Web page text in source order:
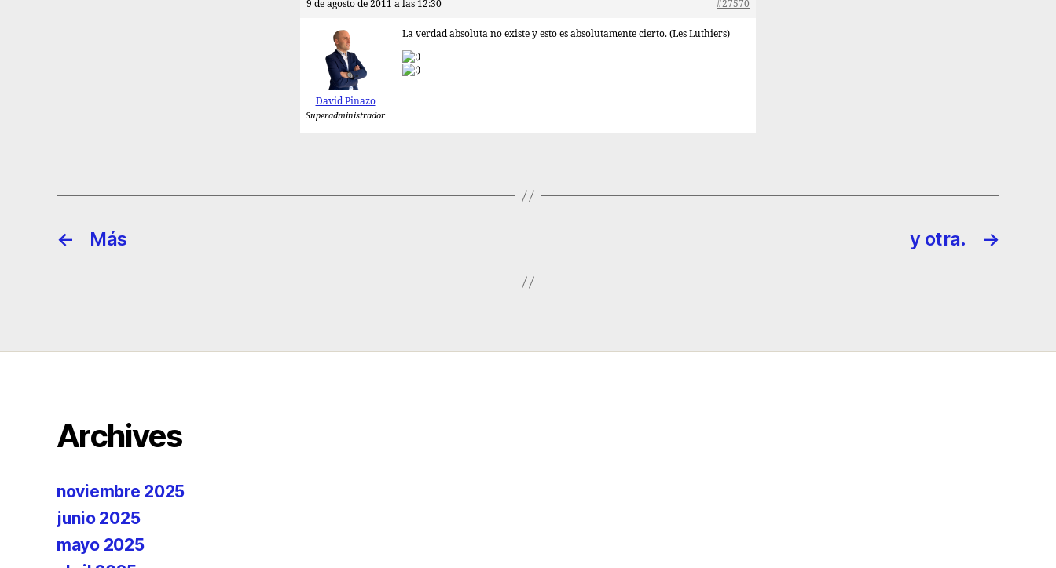
9 de agosto de 2011 a las 12:30 #27570
David Pinazo
Superadministrador
La verdad absoluta no existe y esto es absolutamente cierto. (Les Luthiers)
← Más →
y otra.
Archives
noviembre 2025
junio 2025
mayo 2025